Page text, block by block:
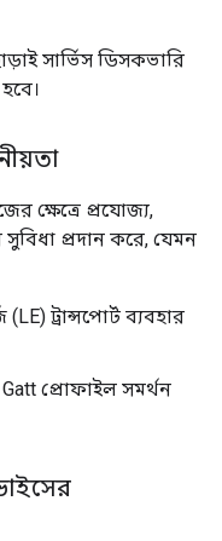
সার্ভিস ডিসকভারি
ক্ষেত্রে প্রযোজ্য,
প্রদান করে, যেমন
ট্রান্সপোর্ট ব্যবহার
প্রোফাইল সমর্থন